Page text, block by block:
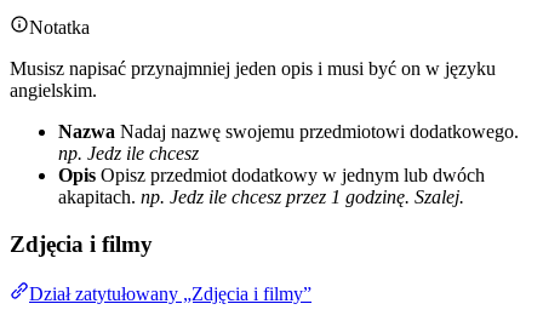
Notatka
Musisz napisać przynajmniej jeden opis i musi być on w języku
angielskim.
Nazwa Nadaj nazwę swojemu przedmiotowi dodatkowego.
np. Jedz ile chcesz
Opis Opisz przedmiot dodatkowy w jednym lub dwóch
akapitach. np. Jedz ile chcesz przez 1 godzinę. Szalej.
Zdjęcia i filmy
Dział zatytułowany „Zdjęcia i filmy”